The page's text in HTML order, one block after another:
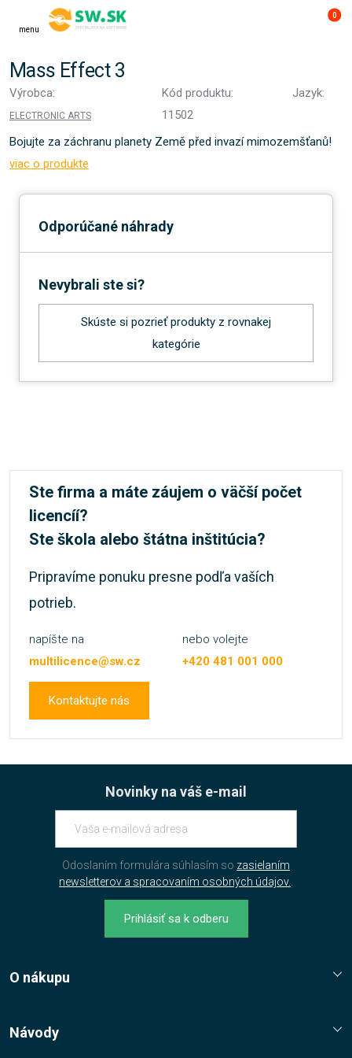
menu
0
Mass Effect 3
Výrobca:
ELECTRONIC ARTS
Kód produktu:
11502
Jazyk:
Bojujte za záchranu planety Země před invazí mimozemšťanů!
viac o produkte
Odporúčané náhrady
Nevybrali ste si?
Skúste si pozrieť produkty z rovnakej
kategórie
Ste firma a máte záujem o väčší počet
licencíí?
Ste škola alebo štátna inštitúcia?
Pripravíme ponuku presne podľa vaších
potrieb.
napíšte na
multilicence@sw.cz
nebo volejte
+420 481 001 000
Kontaktujte nás
Novinky na váš e-mail
Odoslaním formulára súhlasím so zasielaním
newsletterov a spracovaním osobných údajov.
Prihlásiť sa k odberu
O nákupu
Jak nakupovat?
Návody